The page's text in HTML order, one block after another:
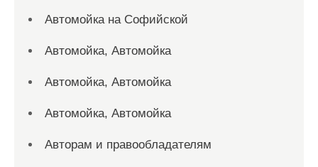
Автомойка на Софийской
Автомойка, Автомойка
Автомойка, Автомойка
Автомойка, Автомойка
Авторам и правообладателям